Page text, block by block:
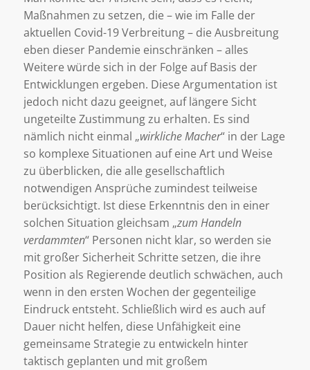
Maßnahmen zu setzen, die – wie im Falle der
aktuellen Covid-19 Verbreitung – die Ausbreitung
eben dieser Pandemie einschränken – alles
Weitere würde sich in der Folge auf Basis der
Entwicklungen ergeben. Diese Argumentation ist
jedoch nicht dazu geeignet, auf längere Sicht
ungeteilte Zustimmung zu erhalten. Es sind
nämlich nicht einmal „wirkliche Macher“ in der Lage
so komplexe Situationen auf eine Art und Weise
zu überblicken, die alle gesellschaftlich
notwendigen Ansprüche zumindest teilweise
berücksichtigt. Ist diese Erkenntnis den in einer
solchen Situation gleichsam „zum Handeln
verdammten“ Personen nicht klar, so werden sie
mit großer Sicherheit Schritte setzen, die ihre
Position als Regierende deutlich schwächen, auch
wenn in den ersten Wochen der gegenteilige
Eindruck entsteht. Schließlich wird es auch auf
Dauer nicht helfen, diese Unfähigkeit eine
gemeinsame Strategie zu entwickeln hinter
taktisch geplanten und mit großem